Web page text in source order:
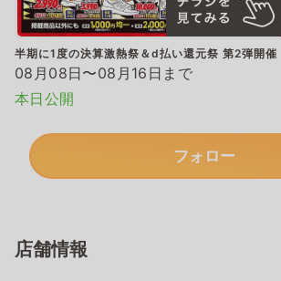
半期に1度の決算激熱祭＆d払い還元祭 第2弾開催
08月08日〜08月16日まで
本日公開
フォロー
店舗情報